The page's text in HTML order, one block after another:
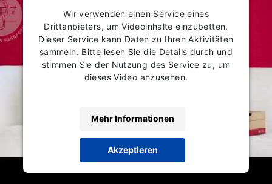
Wir verwenden einen Service eines
Drittanbieters, um Videoinhalte einzubetten.
Dieser Service kann Daten zu Ihren Aktivitäten
sammeln. Bitte lesen Sie die Details durch und
stimmen Sie der Nutzung des Service zu, um
dieses Video anzusehen.
Mehr Informationen
Akzeptieren